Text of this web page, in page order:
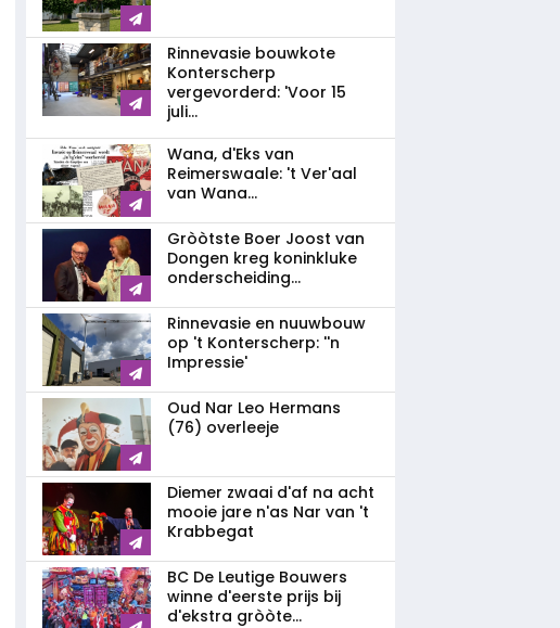
Rinnevasie bouwkote
Konterscherp
vergevorderd: 'Voor 15
juli...
Wana, d'Eks van
Reimerswaale: 't Ver'aal
van Wana...
Gròòtste Boer Joost van
Dongen kreg koninkluke
onderscheiding...
Rinnevasie en nuuwbouw
op 't Konterscherp: ''n
Impressie'
Oud Nar Leo Hermans
(76) overleeje
Diemer zwaai d'af na acht
mooie jare n'as Nar van 't
Krabbegat
BC De Leutige Bouwers
winne d'eerste prijs bij
d'ekstra gròòte...